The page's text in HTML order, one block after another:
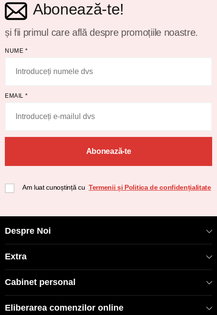
Abonează-te!
și fii primul care află despre promoțiile noastre.
NUME *
EMAIL *
Abonează-te
Am luat cunoștință cu Termenii și Politica de confidențialitate
Despre Noi
Extra
Cabinet personal
Eliberarea comenzilor online